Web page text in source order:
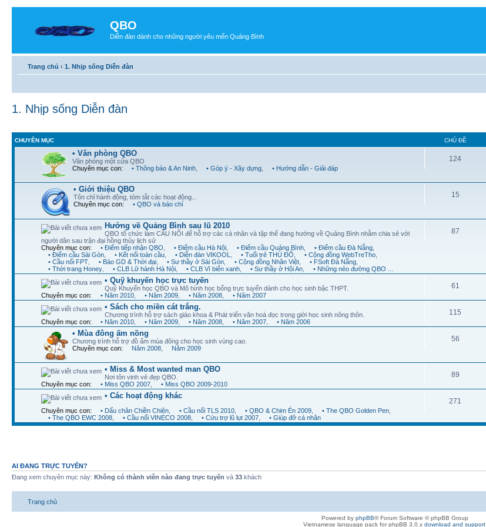
QBO
Diễn đàn dành cho những người yêu mến Quảng Bình
Trang chủ ‹ 1. Nhịp sống Diễn đàn
1. Nhịp sống Diễn đàn
CHUYÊN MỤC CHỦ ĐỀ
• Văn phòng QBO
Văn phòng một cửa QBO
Chuyên mục con:
• Thông báo & An Ninh • Góp ý - Xây dựng • Hướng dẫn - Giải đáp
124
• Giới thiệu QBO
Tôn chỉ hành động, tóm tắt các hoạt động...
Chuyên mục con:
• QBO và báo chí
15
Hướng về Quảng Bình sau lũ 2010
QBO tổ chức làm CẦU NỐI để hỗ trợ các cá nhân và tập thể đang hướng về Quảng Bình nhằm chia sẻ với
người dân sau trận đại hồng thủy lịch sử
Chuyên mục con:
• Điểm tiếp nhận QBO • Điểm cầu Hà Nội • Điểm cầu Quảng Bình • Điểm cầu Đà Nẵng
• Điểm cầu Sài Gòn
• Kết nối toàn cầu • Diễn đàn VIKOOL • Tuổi trẻ THỦ ĐÔ • Cộng đồng WebTreTho
• Cầu nối FPT
• Báo GD & Thời đại • Sư thầy ở Sài Gòn • Cộng đồng Nhân Việt • FSoft Đà Nẵng
• Thời trang Honey
• CLB Lữ hành Hà Nội • CLB Vì biển xanh • Sư thầy ở Hội An • Những nẻo đường QBO ...
87
• Quỹ khuyến học trực tuyến
Quỹ Khuyến học QBO và Mô hình học bổng trực tuyến dành cho học sinh bậc THPT.
Chuyên mục con:
• Năm 2010 • Năm 2009 • Năm 2008 • Năm 2007
61
• Sách cho miền cát trắng.
Chương trình hỗ trợ sách giáo khoa & Phát triển văn hoá đọc trong giới học sinh nông thôn.
Chuyên mục con:
• Năm 2010 • Năm 2009 • Năm 2008 • Năm 2007 • Năm 2006
115
• Mùa đông ấm nồng
Chương trình hỗ trợ đồ ấm mùa đông cho học sinh vùng cao.
Chuyên mục con:
Năm 2008 Năm 2009
56
• Miss & Most wanted man QBO
Nơi tôn vinh vẻ đẹp QBO.
Chuyên mục con:
• Miss QBO 2007 • Miss QBO 2009-2010
89
• Các hoạt động khác
Chuyên mục con: • Dấu chân Chiền Chiện • Cầu nối TLS 2010 • QBO & Chim Én 2009 • The QBO Golden Pen
• The QBO EWC 2008
• Cầu nối VINECO 2008 • Cứu trợ lũ lụt 2007 • Giúp đỡ cá nhân
271
AI ĐANG TRỰC TUYẾN?
Đang xem chuyên mục này: Không có thành viên nào đang trực tuyến và 33 khách
Trang chủ
Powered by phpBB® Forum Software © phpBB Group
Vietnamese language pack for phpBB 3.0.x download and support.